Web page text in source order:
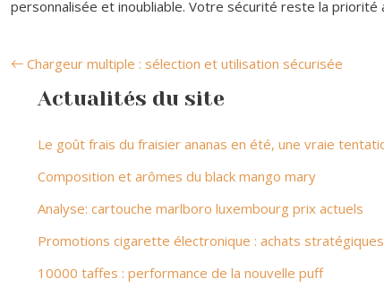
personnalisée et inoubliable. Votre sécurité reste la priorité
Chargeur multiple : sélection et utilisation sécurisée
Actualités du site
Le goût frais du fraisier ananas en été, une vraie
Composition et arômes du black mango mary
Analyse: cartouche marlboro luxembourg prix actuels
Promotions cigarette électronique : achats stratégiques
10000 taffes : performance de la nouvelle puff